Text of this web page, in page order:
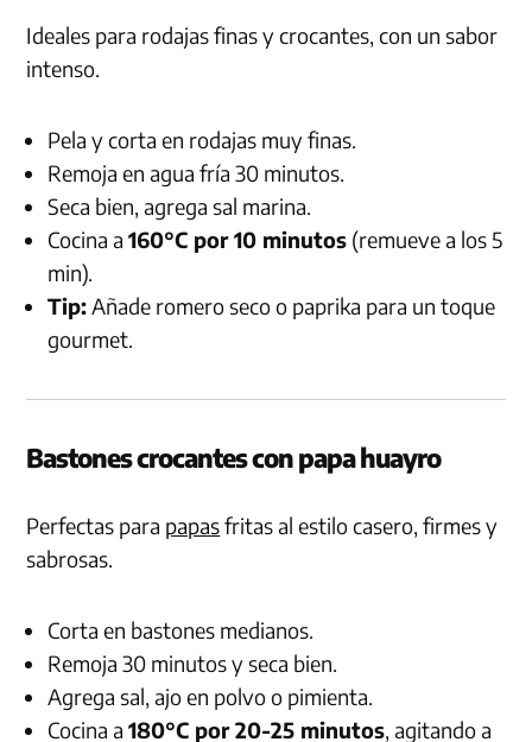
Ideales para rodajas finas y crocantes, con un sabor
intenso.
Pela y corta en rodajas muy finas.
Remoja en agua fría 30 minutos.
Seca bien, agrega sal marina.
Cocina a160°C por 10 minutos (remueve a los 5
min).
Tip:Añade romero seco o paprika para un toque
gourmet.
Bastones crocantes con papa huayro
Perfectas para papasfritas al estilo casero, firmes y
sabrosas.
Corta en bastones medianos.
Remoja 30 minutos y seca bien.
Agrega sal, ajo en polvo o pimienta.
Cocina a180°C por 20-25 minutos, agitando a